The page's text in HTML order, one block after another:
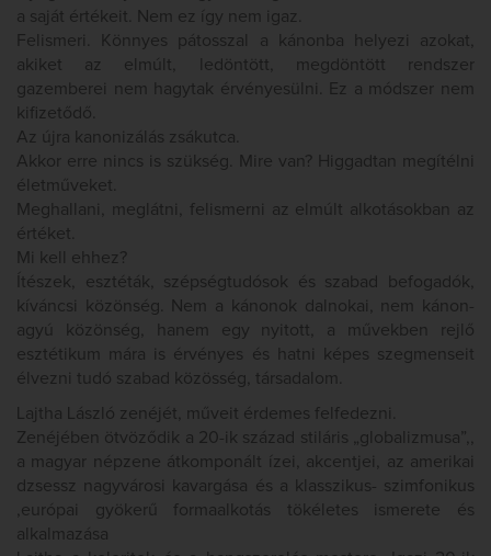
a saját értékeit. Nem ez így nem igaz.
Felismeri. Könnyes pátosszal a kánonba helyezi azokat,
akiket az elmúlt, ledöntött, megdöntött rendszer
gazemberei nem hagytak érvényesülni. Ez a módszer nem
kifizetődő.
Az újra kanonizálás zsákutca.
Akkor erre nincs is szükség. Mire van? Higgadtan megítélni
életműveket.
Meghallani, meglátni, felismerni az elmúlt alkotásokban az
értéket.
Mi kell ehhez?
Ítészek, esztéták, szépségtudósok és szabad befogadók,
kíváncsi közönség. Nem a kánonok dalnokai, nem kánon-
agyú közönség, hanem egy nyitott, a művekben rejlő
esztétikum mára is érvényes és hatni képes szegmenseit
élvezni tudó szabad közösség, társadalom.
Lajtha László zenéjét, műveit érdemes felfedezni.
Zenéjében ötvöződik a 20-ik század stiláris „globalizmusa”,,
a magyar népzene átkomponált ízei, akcentjei, az amerikai
dzsessz nagyvárosi kavargása és a klasszikus- szimfonikus
,európai gyökerű formaalkotás tökéletes ismerete és
alkalmazása